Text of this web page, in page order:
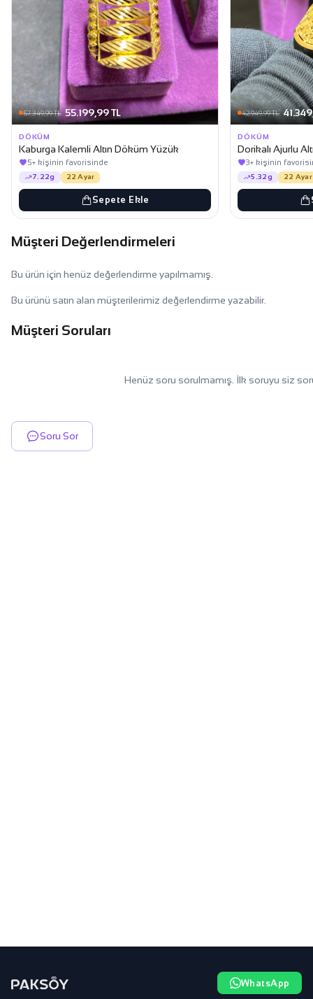
57.349,99 TL 55.199,99 TL
DÖKÜM
Kaburga Kalemli Altın Döküm Yüzük
5+ kişinin favorisinde
7.22g 22 Ayar
Sepete Ekle
42.949,99 TL
DÖKÜM
Dorikalı Ajurlu
3+ kişinin
5.32g 22 Ayar
Müşteri Değerlendirmeleri
Bu ürün için henüz değerlendirme yapılmamış.
Bu ürünü satın alan müşterilerimiz değerlendirme yazabilir.
Müşteri Soruları
Henüz soru sorulmamış. İlk soruyu siz
Soru Sor
WhatsApp